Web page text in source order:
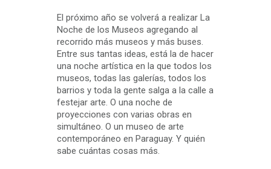
El próximo año se volverá a realizar La
Noche de los Museos agregando al
recorrido más museos y más buses.
Entre sus tantas ideas, está la de hacer
una noche artística en la que todos los
museos, todas las galerías, todos los
barrios y toda la gente salga a la calle a
festejar arte. O una noche de
proyecciones con varias obras en
simultáneo. O un museo de arte
contemporáneo en Paraguay. Y quién
sabe cuántas cosas más.